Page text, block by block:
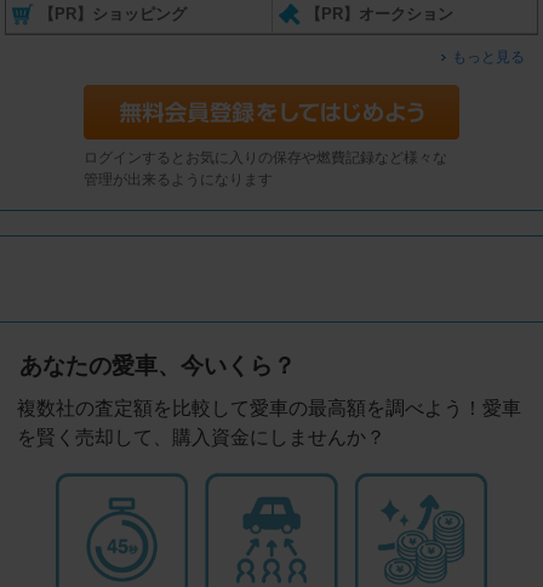
【PR】ショッピング 【PR】オークション
もっと見る
ログインするとお気に入りの保存や燃費記録など様々な
管理が出来るようになります
あなたの愛車、今いくら？
複数社の査定額を比較して愛車の最高額を調べよう！愛車
を賢く売却して、購入資金にしませんか？